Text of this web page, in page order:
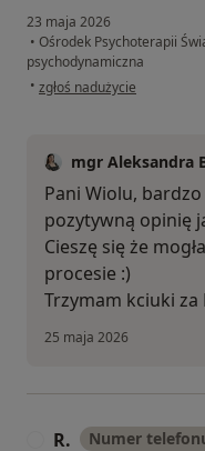
23 maja 2026
• Ośrodek Psychoterapii
psychodynamiczna
• w opinii użytkownika Wiola
zgłoś nadużycie
mgr Aleksandra
Pani Wiolu,
pozytywną opinię
Cieszę się że
procesie :)
Trzymam kciuki
25 maja 2026
R. Numer